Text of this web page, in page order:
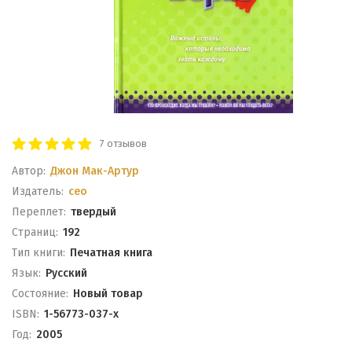
7 отзывов
Автор: Джон Мак-Артур
Издатель: ceo
Переплет: твердый
Cтраниц: 192
Тип книги: Печатная книга
Язык: Русский
Состояние: Новый товар
ISBN: 1-56773-037-х
Год: 2005